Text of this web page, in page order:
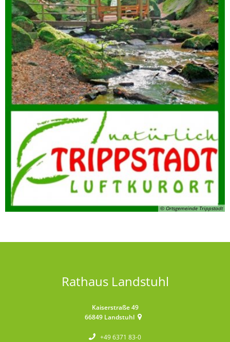
© Ortsgemeinde Trippstadt
Rathaus Landstuhl
Kaiserstraße 49
66849 Landstuhl
+49 6371 83-0